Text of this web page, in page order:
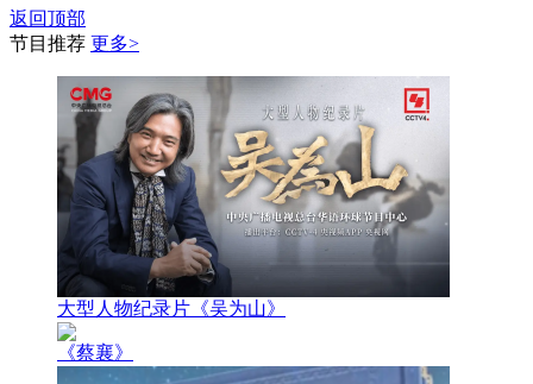
返回顶部
节目推荐 更多>
大型人物纪录片《吴为山》
《蔡襄》